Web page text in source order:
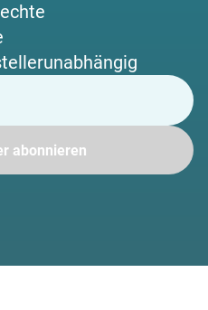
abonnieren